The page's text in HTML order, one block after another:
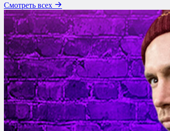
Смотреть всех